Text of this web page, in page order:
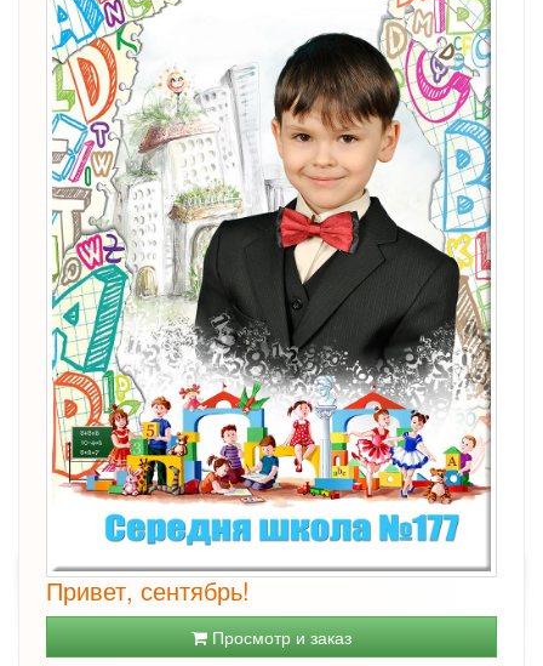
Привет, сентябрь!
Просмотр и заказ